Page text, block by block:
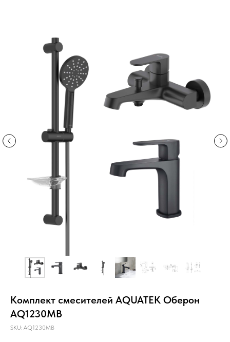
Комплект смесителей AQUATEK Оберон
AQ1230MB
SKU: AQ1230MB